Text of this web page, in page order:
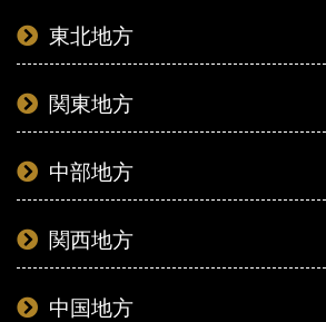
東北地方
関東地方
中部地方
関西地方
中国地方